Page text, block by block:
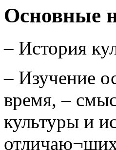
Основные
– История
– Изучение
время, –
культуры и